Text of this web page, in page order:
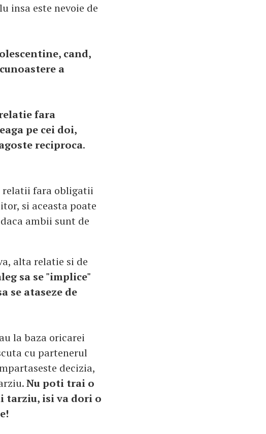
insa este nevoie de
cand,
a
fara
pe cei doi,
reciproca.
relatii fara obligatii
si aceasta poate
ambii sunt de
alta relatie si de
sa se "implice"
se ataseze de
la baza oricarei
cu partenerul
decizia,
Nu poti trai o
tarziu, isi va dori o